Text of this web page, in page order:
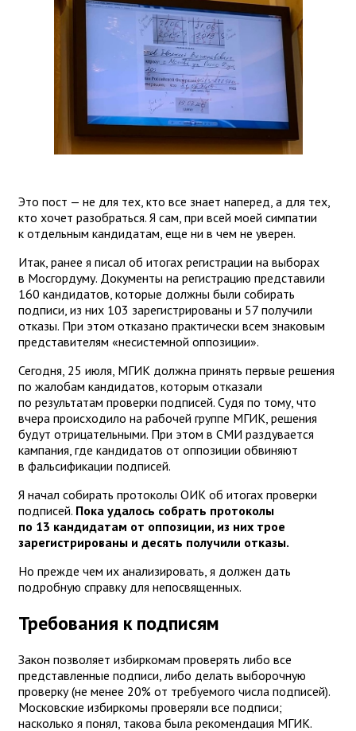
Это пост — не для тех, кто все знает наперед, а для тех,
кто хочет разобраться. Я сам, при всей моей симпатии
к отдельным кандидатам, еще ни в чем не уверен.
Итак, ранее я писал об итогах регистрации на выборах
в Мосгордуму. Документы на регистрацию представили
160 кандидатов, которые должны были собирать
подписи, из них 103 зарегистрированы и 57 получили
отказы. При этом отказано практически всем знаковым
представителям «несистемной оппозиции».
Сегодня, 25 июля, МГИК должна принять первые решения
по жалобам кандидатов, которым отказали
по результатам проверки подписей. Судя по тому, что
вчера происходило на рабочей группе МГИК, решения
будут отрицательными. При этом в СМИ раздувается
кампания, где кандидатов от оппозиции обвиняют
в фальсификации подписей.
Я начал собирать протоколы ОИК об итогах проверки
подписей. Пока удалось собрать протоколы
по 13 кандидатам от оппозиции, из них трое
зарегистрированы и десять получили отказы.
Но прежде чем их анализировать, я должен дать
подробную справку для непосвященных.
Требования к подписям
Закон позволяет избиркомам проверять либо все
представленные подписи, либо делать выборочную
проверку (не менее 20% от требуемого числа подписей).
Московские избиркомы проверяли все подписи;
насколько я понял, такова была рекомендация МГИК.